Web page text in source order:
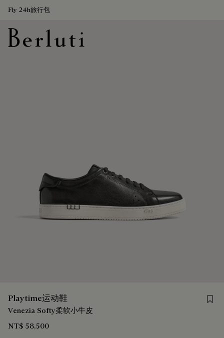
Fly 24h旅行包
Playtime运动鞋
Venezia Softy柔软小牛皮
NT$ 58,500